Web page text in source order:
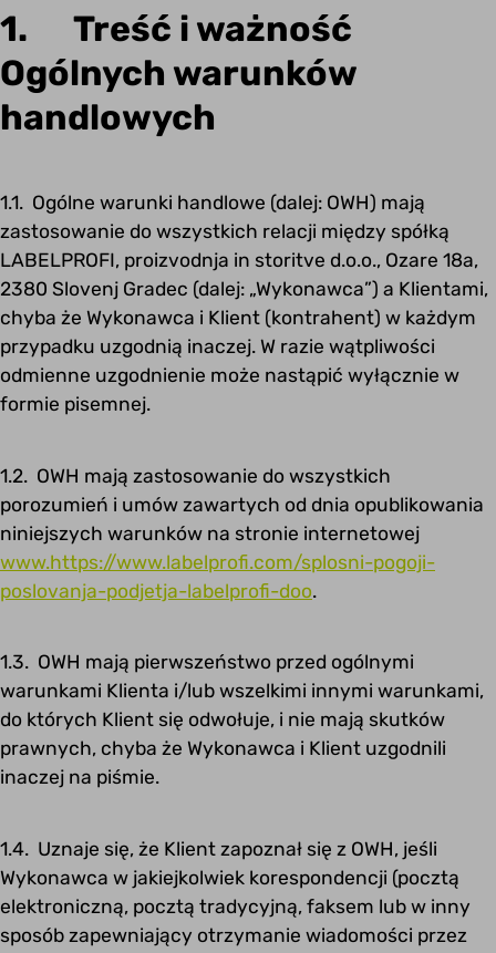
1. Treść i ważność
Ogólnych warunków
handlowych
1.1. Ogólne warunki handlowe (dalej: OWH) mają
zastosowanie do wszystkich relacji między spółką
LABELPROFI, proizvodnja in storitve d.o.o., Ozare 18a,
2380 Slovenj Gradec (dalej: „Wykonawca”) a Klientami,
chyba że Wykonawca i Klient (kontrahent) w każdym
przypadku uzgodnią inaczej. W razie wątpliwości
odmienne uzgodnienie może nastąpić wyłącznie w
formie pisemnej.
1.2. OWH mają zastosowanie do wszystkich
porozumień i umów zawartych od dnia opublikowania
niniejszych warunków na stronie internetowej
www.https://www.labelprofi.com/splosni-pogoji-
poslovanja-podjetja-labelprofi-doo.
1.3. OWH mają pierwszeństwo przed ogólnymi
warunkami Klienta i/lub wszelkimi innymi warunkami,
do których Klient się odwołuje, i nie mają skutków
prawnych, chyba że Wykonawca i Klient uzgodnili
inaczej na piśmie.
1.4. Uznaje się, że Klient zapoznał się z OWH, jeśli
Wykonawca w jakiejkolwiek korespondencji (pocztą
elektroniczną, pocztą tradycyjną, faksem lub w inny
sposób zapewniający otrzymanie wiadomości przez